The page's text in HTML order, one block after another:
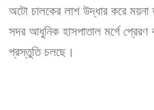
অটো চালকের লাশ উদ্ধার করে
সদর আধুনিক হাসপাতাল মর্গে প্রেরণ
প্রস্তুতি চলছে।